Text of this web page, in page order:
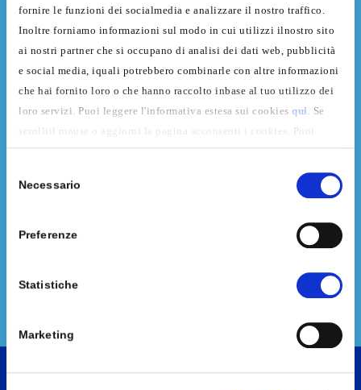
fornire le funzioni dei socialmedia e analizzare il nostro traffico.
Inoltre forniamo informazioni sul modo in cui utilizzi ilnostro sito
ai nostri partner che si occupano di analisi dei dati web, pubblicità
e social media, iquali potrebbero combinarle con altre informazioni
che hai fornito loro o che hanno raccolto inbase al tuo utilizzo dei
loro servizi. Puoi leggere l'informativa estesa sui cookies qui . Se
scrolliil mouse o aggiorni la pagina acconsenti i cookies. Puoi
delNecessario
Preferenze
Statistiche
Marketing
(*) Per poter inviare la tua richiesta devi accettare l'utilizzo dei